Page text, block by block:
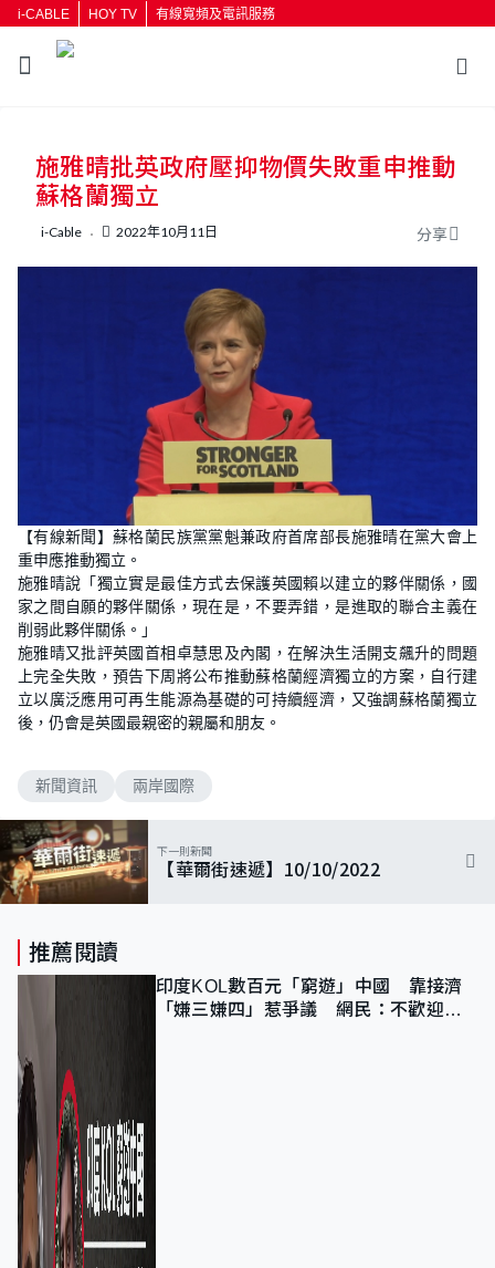
i-CABLE HOY TV 有線寬頻及電訊服務
按輸入鍵開始搜尋
施雅晴批英政府壓抑物價失敗重申推動
蘇格蘭獨立
i-Cable 2022年10月11日 分享
【有線新聞】蘇格蘭民族黨黨魁兼政府首席部長施雅晴在黨大會上
重申應推動獨立。
施雅晴說「獨立實是最佳方式去保護英國賴以建立的夥伴關係，國
家之間自願的夥伴關係，現在是，不要弄錯，是進取的聯合主義在
削弱此夥伴關係。」
施雅晴又批評英國首相卓慧思及內閣，在解決生活開支飆升的問題
上完全失敗，預告下周將公布推動蘇格蘭經濟獨立的方案，自行建
立以廣泛應用可再生能源為基礎的可持續經濟，又強調蘇格蘭獨立
後，仍會是英國最親密的親屬和朋友。
新聞資訊 兩岸國際
下一則新聞
【華爾街速遞】10/10/2022
推薦閱讀
印度KOL數百元「窮遊」中國 靠接濟
「嫌三嫌四」惹爭議 網民：不歡迎劣